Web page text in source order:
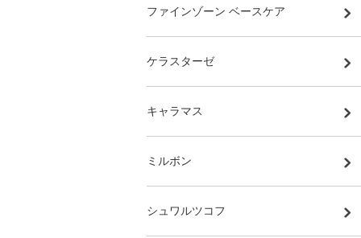
ファインゾーン ベースケア
ケラスターゼ
キャラマス
ミルボン
シュワルツコフ